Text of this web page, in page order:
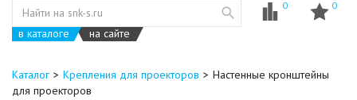
в каталоге на сайте
0 0
Каталог Крепления для проекторов
Настенные кронштейны
для проекторов